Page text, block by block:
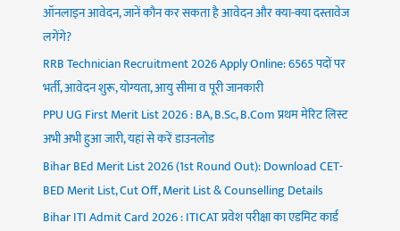
ऑनलाइन आवेदन, जानें कौन कर सकता है आवेदन और क्या-क्या दस्तावेज
लगेंगे?
RRB Technician Recruitment 2026 Apply Online: 6565 पदों पर
भर्ती, आवेदन शुरू, योग्यता, आयु सीमा व पूरी जानकारी
PPU UG First Merit List 2026 : BA, B.Sc, B.Com प्रथम मेरिट लिस्ट
अभी अभी हुआ जारी, यहां से करें डाउनलोड
Bihar BEd Merit List 2026 (1st Round Out): Download CET-
BED Merit List, Cut Off, Merit List & Counselling Details
Bihar ITI Admit Card 2026 : ITICAT प्रवेश परीक्षा का एडमिट कार्ड